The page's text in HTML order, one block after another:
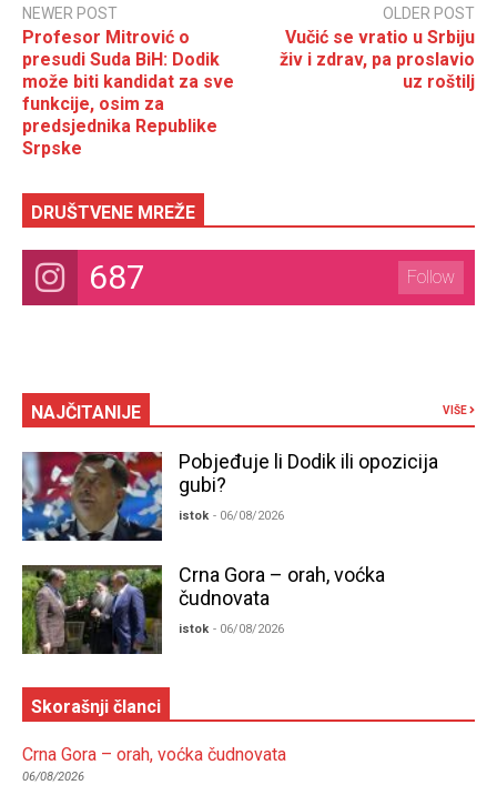
NEWER POST
Profesor Mitrović o
presudi Suda BiH: Dodik
može biti kandidat za sve
funkcije, osim za
predsjednika Republike
Srpske
OLDER POST
Vučić se vratio u Srbiju
živ i zdrav, pa proslavio
uz roštilj
DRUŠTVENE MREŽE
687 Follow
NAJČITANIJE VIŠE
Pobjeđuje li Dodik ili opozicija
gubi?
istok - 06/08/2026
Crna Gora – orah, voćka
čudnovata
istok - 06/08/2026
Skorašnji članci
Crna Gora – orah, voćka čudnovata
06/08/2026